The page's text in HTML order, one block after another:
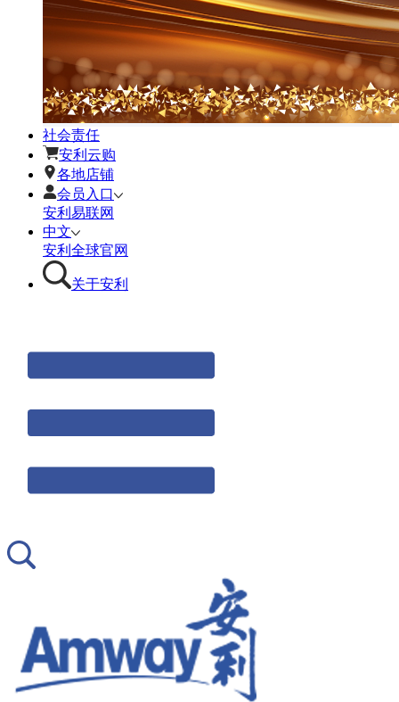
社会责任
安利云购
各地店铺
会员入口
安利易联网
中文
安利全球官网
关于安利